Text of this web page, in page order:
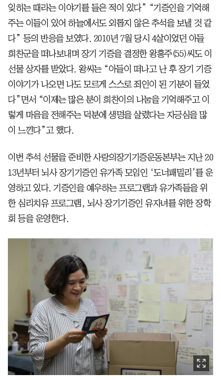
잊히는 때라는 이야기를 들은 적이 있다” “기증인을 기억해
주는 이들이 있어 하늘에서도 외롭지 않은 추석을 보낼 것 같
다” 등의 반응을 보였다. 2010년 7월 당시 4살이었던 아들
희찬군을 떠나보내며 장기 기증을 결정한 왕홍주(55)씨도 이
선물 상자를 받았다. 왕씨는 “아들이 떠나고 난 후 장기 기증
이야기가 나오면 나도 모르게 스스로 죄인이 된 기분이 들었
다”면서 “이제는 많은 분이 희찬이의 나눔을 기억해주고 이
렇게 마음을 전해주는 덕분에 생명을 살렸다는 자긍심을 많
이 느낀다”고 했다.
이번 추석 선물을 준비한 사랑의장기기증운동본부는 지난 20
13년부터 뇌사 장기기증인 유가족 모임인 ‘도너패밀리’를 운
영하고 있다. 기증인을 예우하는 프로그램과 유가족들을 위
한 심리치유 프로그램, 뇌사 장기기증인 유자녀를 위한 장학
회 등을 운영한다.